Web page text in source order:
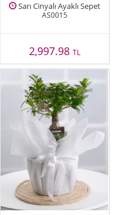
Sarı Cinyalı Ayaklı Sepet
AS0015
2,997.98 TL